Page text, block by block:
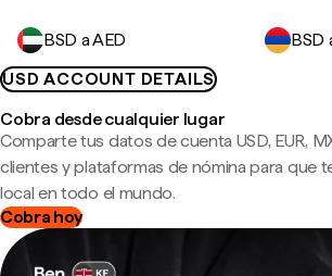
BSD a AED
BSD
USD ACCOUNT DETAILS
Cobra desde cualquier lugar
Comparte tus datos de cuenta USD, EUR,
clientes y plataformas de nómina para que
local en todo el mundo.
Cobra hoy